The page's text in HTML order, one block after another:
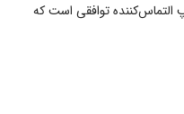
التماس‌کننده توافقی است که